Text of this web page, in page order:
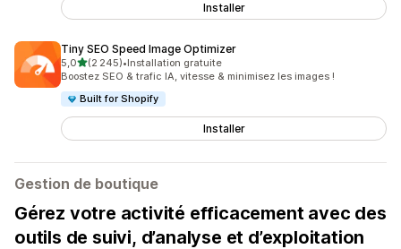
Installer
Tiny SEO Speed Image Optimizer
5,0étoile(s) sur 5
(2 245)
2245 avis au total
•Installation gratuite
Boostez SEO & trafic IA, vitesse & minimisez les images !
Built for Shopify
Installer
Gestion de boutique
Gérez votre activité efficacement avec des
outils de suivi, d’analyse et d’exploitation